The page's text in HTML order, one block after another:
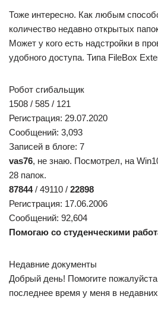
Пункт меню «недавние файлы»
Приветствую, уважаемое
Папка мои документы
Не помню, какой был атрибут у
при установки игры в папке не
Или воспользуйтесь поиском по
Инструкция, как
«потерянные»
Windows 10?
Бывают случаи, когда вы долго и
но в результате сбоя — файл